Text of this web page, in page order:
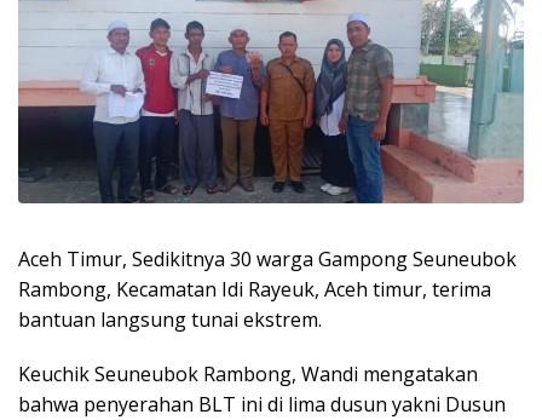
Aceh Timur, Sedikitnya 30 warga Gampong Seuneubok
Rambong, Kecamatan Idi Rayeuk, Aceh timur, terima
bantuan langsung tunai ekstrem.
Keuchik Seuneubok Rambong, Wandi mengatakan
bahwa penyerahan BLT ini di lima dusun yakni Dusun